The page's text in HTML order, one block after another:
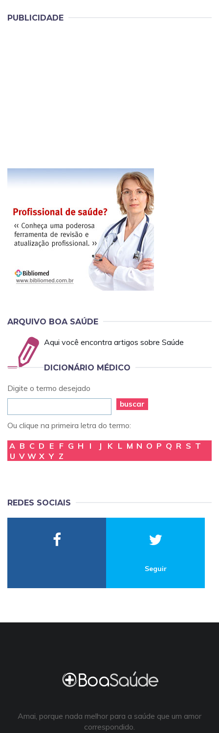
PUBLICIDADE
ARQUIVO BOA SAÚDE
Aqui você encontra artigos sobre Saúde
DICIONÁRIO MÉDICO
Digite o termo desejado
buscar
Ou clique na primeira letra do termo:
A B C D E F G H I J K L M N O P Q R S T
U V W X Y Z
REDES SOCIAIS
Seguir
Amai, porque nada melhor para a saúde que um amor
correspondido.